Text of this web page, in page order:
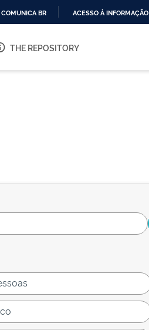
O
COMUNICA BR ACESSO À INFORMAÇÃO
THE REPOSITORY